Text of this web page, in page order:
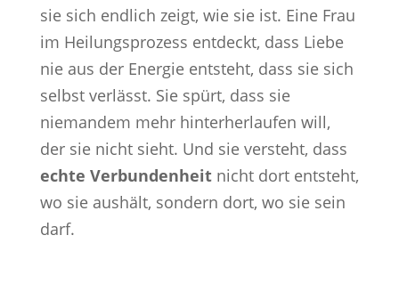
sie sich endlich zeigt, wie sie ist. Eine Frau
im Heilungsprozess entdeckt, dass Liebe
nie aus der Energie entsteht, dass sie sich
selbst verlässt. Sie spürt, dass sie
niemandem mehr hinterherlaufen will,
der sie nicht sieht. Und sie versteht, dass
echte Verbundenheitnicht dort entsteht,
wo sie aushält, sondern dort, wo sie sein
darf.